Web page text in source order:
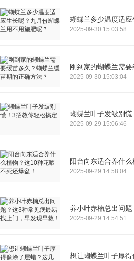
蝴蝶兰多少温度适
2025-09-30 15:03:58
刚到家的蝴蝶兰需
2025-09-30 15:03:04
蝴蝶兰叶子发皱别
2025-09-29 15:06:46
阳台向东适合养什么
2025-09-29 14:58:04
养小叶赤楠总出问
2025-09-29 14:54:51
想让蝴蝶兰叶子厚得